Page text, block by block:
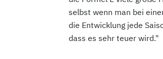
selbst wenn man bei
die Entwicklung jede
dass es sehr teuer wird."